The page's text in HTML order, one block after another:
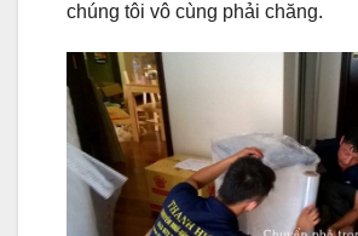
chúng tôi vô cùng phải chăng.